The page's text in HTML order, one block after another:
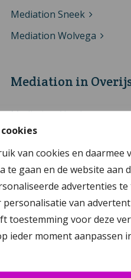
van cookies en
gaan en de website
advertenties
van
toestemming voor deze
ieder moment
Mediation Sneek
Mediation Wolvega
Mediation in
Mediation Almelo
Mediation Deventer
Mediation Enschede
Mediation Genemuiden
Mediation Hengelo
Mediation Kampen
Mediation Raalte